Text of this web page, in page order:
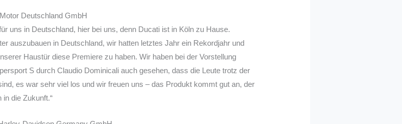
Deutschland GmbH
uns in Deutschland, hier bei uns, denn Ducati ist in Köln zu Hause.
auszubauen in Deutschland, wir hatten letztes Jahr ein Rekordjahr und
Haustür diese Premiere zu haben. Wir haben bei der Vorstellung
S durch Claudio Dominicali auch gesehen, dass die Leute trotz der
es war sehr viel los und wir freuen uns – das Produkt kommt gut an, der
die Zukunft.“